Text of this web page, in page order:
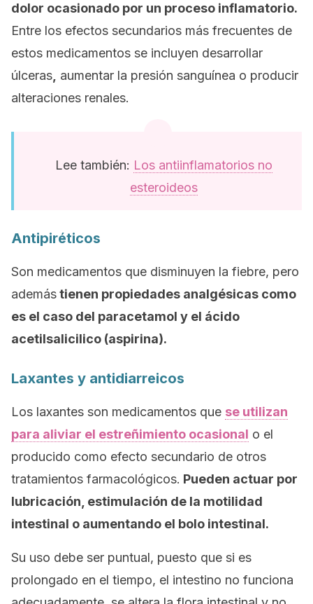
dolor ocasionado por un proceso inflamatorio.
Entre los efectos secundarios más frecuentes de
estos medicamentos se incluyen desarrollar
úlceras aumentar la presión sanguínea o producir
alteraciones renales.
Lee también: Los antiinflamatorios no
esteroideos
Antipiréticos
Son medicamentos que disminuyen la fiebre, pero
ademástienen propiedades analgésicas como
es el caso del paracetamol y el ácido
acetilsalicilico (aspirina).
Laxantes y antidiarreicos
Los laxantes son medicamentos que se utilizan
para aliviar el estreñimiento ocasional o el
producido como efecto secundario de otros
tratamientos farmacológicos. Pueden actuar por
lubricación, estimulación de la motilidad
intestinal o aumentando el bolo intestinal.
Su uso debe ser puntual, puesto que si es
prolongado en el tiempo, el intestino no funciona